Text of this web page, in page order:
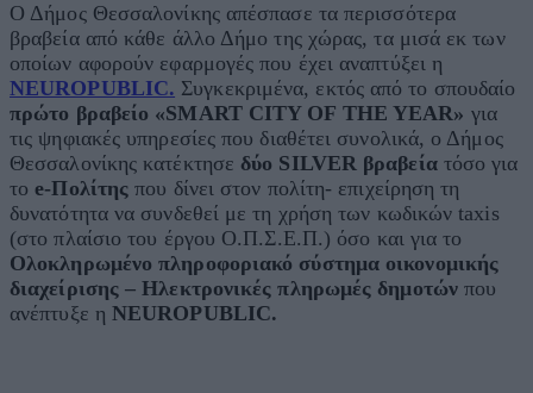
Ο Δήμος Θεσσαλονίκης απέσπασε τα περισσότερα
βραβεία από κάθε άλλο Δήμο της χώρας, τα μισά εκ των
οποίων αφορούν εφαρμογές που έχει αναπτύξει η
NEUROPUBLIC. Συγκεκριμένα, εκτός από το σπουδαίο
πρώτο βραβείο «SMART CITY OF THE YEAR» για
τις ψηφιακές υπηρεσίες που διαθέτει συνολικά, ο Δήμος
Θεσσαλονίκης κατέκτησε δύο SILVER βραβεία τόσο για
το e-Πολίτης που δίνει στον πολίτη- επιχείρηση τη
δυνατότητα να συνδεθεί με τη χρήση των κωδικών taxis
(στο πλαίσιο του έργου Ο.Π.Σ.Ε.Π.) όσο και για το
Ολοκληρωμένο πληροφοριακό σύστημα οικονομικής
διαχείρισης – Ηλεκτρονικές πληρωμές δημοτών που
ανέπτυξε η NEUROPUBLIC.